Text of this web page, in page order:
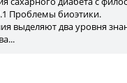
Проблемы биоэтики.
выделяют два уровня